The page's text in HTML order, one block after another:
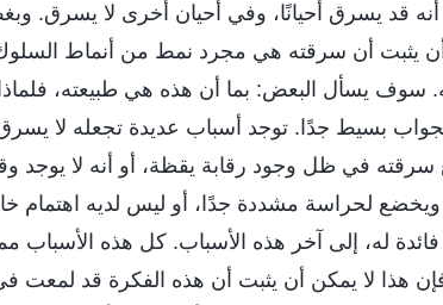
أنه قد يسرق أحيانًا، وفي أحيان أخرى لا يسرق.
أن يثبت أن سرقته هي مجرد نمط من أنماط
سوف يسأل البعض: بما أن هذه هي طبيعته،
بسيط جدًا. توجد أسباب عديدة تجعله لا
سرقته في ظل وجود رقابة يقظة، أو أنه لا يوجد
ويخضع لحراسة مشددة جدًا، أو ليس لديه اهتمام
له، إلى آخر هذه الأسباب. كل هذه الأسباب
هذا لا يمكن أن يثبت أن هذه الفكرة قد لمعت